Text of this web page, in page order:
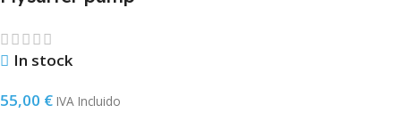
In stock
55,00 € IVA Incluido